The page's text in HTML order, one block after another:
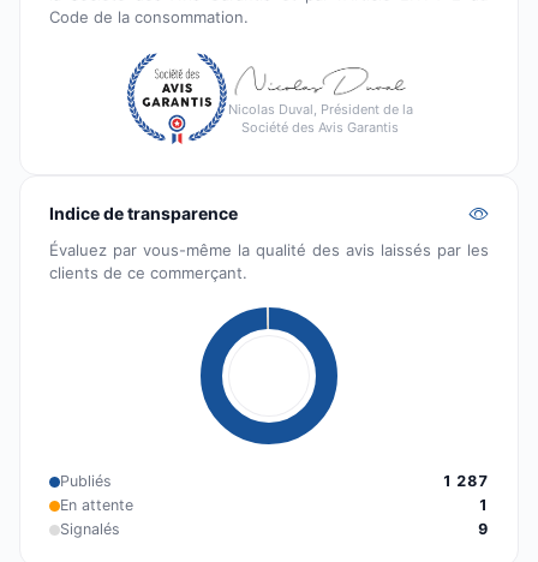
Code de la consommation.
Nicolas Duval, Président de la
Société des Avis Garantis
Indice de transparence
Évaluez par vous-même la qualité des avis laissés par les
clients de ce commerçant.
Publiés
1 287
En attente
1
Signalés
9